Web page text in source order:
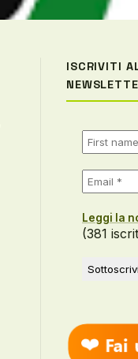
ISCRIVITI
Leggi la
(381